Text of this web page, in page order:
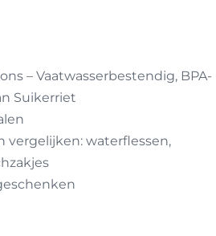
– Vaatwasserbestendig, BPA-
Suikerriet
vergelijken: waterflessen,